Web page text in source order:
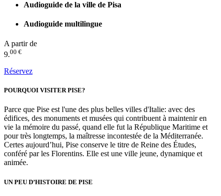
Audioguide de la ville de Pisa
Audioguide multilingue
A partir de
9.00 €
Réservez
POURQUOI VISITER PISE?
Parce que Pise est l'une des plus belles villes d'Italie: avec des
édifices, des monuments et musées qui contribuent à maintenir en
vie la mémoire du passé, quand elle fut la République Maritime et
pour très longtemps, la maîtresse incontestée de la Méditerranée.
Certes aujourd’hui, Pise conserve le titre de Reine des Études,
conféré par les Florentins. Elle est une ville jeune, dynamique et
animée.
UN PEU D’HISTOIRE DE PISE